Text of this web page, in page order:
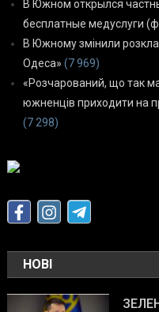
В Южном открылся
бесплатные медуслуги
В Южному змінили
Одеса» (7 969)
«Розчарований, що так
южненців приходити на
(7 298)
НОВІ